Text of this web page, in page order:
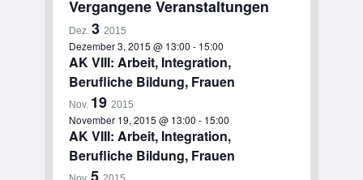
Vergangene Veranstaltungen
Dez. 3 2015
Dezember 3, 2015 @ 13:00 - 15:00
AK VIII: Arbeit, Integration,
Berufliche Bildung, Frauen
Nov. 19 2015
November 19, 2015 @ 13:00 - 15:00
AK VIII: Arbeit, Integration,
Berufliche Bildung, Frauen